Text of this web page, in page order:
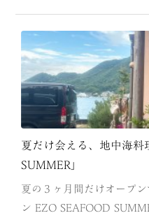
夏だけ会える、地中海料
SUMMER」
夏の３ヶ月間だけオープ
ン EZO SEAFOOD